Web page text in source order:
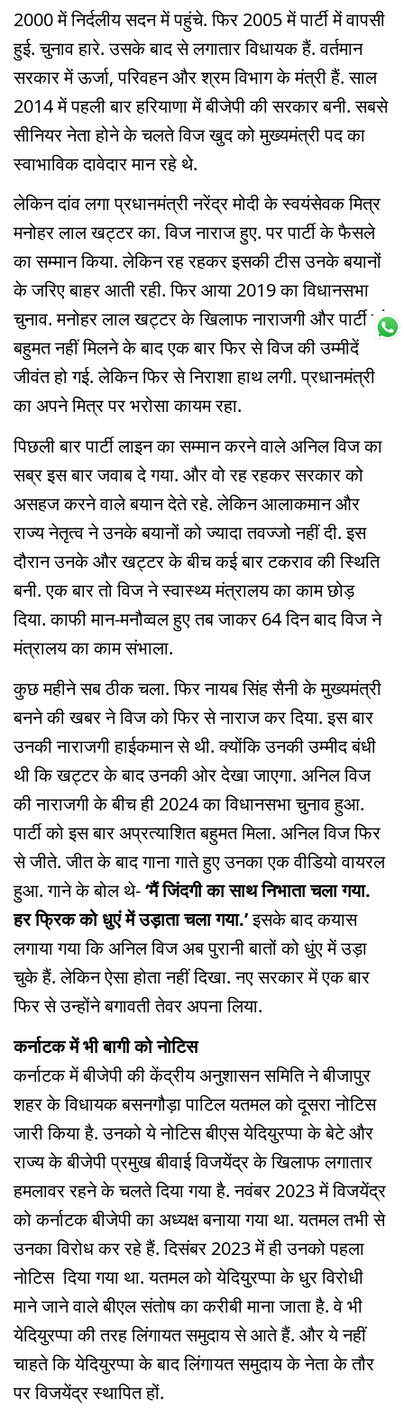
2000 में निर्दलीय सदन में पहुंचे. फिर 2005 में पार्टी में वापसी
हुई. चुनाव हारे. उसके बाद से लगातार विधायक हैं. वर्तमान
सरकार में ऊर्जा, परिवहन और श्रम विभाग के मंत्री हैं. साल
2014 में पहली बार हरियाणा में बीजेपी की सरकार बनी. सबसे
सीनियर नेता होने के चलते विज खुद को मुख्यमंत्री पद का
स्वाभाविक दावेदार मान रहे थे.
लेकिन दांव लगा प्रधानमंत्री नरेंद्र मोदी के स्वयंसेवक मित्र
मनोहर लाल खट्टर का. विज नाराज हुए. पर पार्टी के फैसले
का सम्मान किया. लेकिन रह रहकर इसकी टीस उनके बयानों
के जरिए बाहर आती रही. फिर आया 2019 का विधानसभा
चुनाव. मनोहर लाल खट्टर के खिलाफ नाराजगी और पार्टी को
बहुमत नहीं मिलने के बाद एक बार फिर से विज की उम्मीदें
जीवंत हो गई. लेकिन फिर से निराशा हाथ लगी. प्रधानमंत्री
का अपने मित्र पर भरोसा कायम रहा.
पिछली बार पार्टी लाइन का सम्मान करने वाले अनिल विज का
सब्र इस बार जवाब दे गया. और वो रह रहकर सरकार को
असहज करने वाले बयान देते रहे. लेकिन आलाकमान और
राज्य नेतृत्व ने उनके बयानों को ज्यादा तवज्जो नहीं दी. इस
दौरान उनके और खट्टर के बीच कई बार टकराव की स्थिति
बनी. एक बार तो विज ने स्वास्थ्य मंत्रालय का काम छोड़
दिया. काफी मान-मनौव्वल हुए तब जाकर 64 दिन बाद विज ने
मंत्रालय का काम संभाला.
कुछ महीने सब ठीक चला. फिर नायब सिंह सैनी के मुख्यमंत्री
बनने की खबर ने विज को फिर से नाराज कर दिया. इस बार
उनकी नाराजगी हाईकमान से थी. क्योंकि उनकी उम्मीद बंधी
थी कि खट्टर के बाद उनकी ओर देखा जाएगा. अनिल विज
की नाराजगी के बीच ही 2024 का विधानसभा चुनाव हुआ.
पार्टी को इस बार अप्रत्याशित बहुमत मिला. अनिल विज फिर
से जीते. जीत के बाद गाना गाते हुए उनका एक वीडियो वायरल
हुआ. गाने के बोल थे-‘मैं जिंदगी का साथ निभाता चला गया.
हर फ्रिक को धुएं में उड़ाता चला गया.’इसके बाद कयास
लगाया गया कि अनिल विज अब पुरानी बातों को धुंए में उड़ा
चुके हैं. लेकिन ऐसा होता नहीं दिखा. नए सरकार में एक बार
फिर से उन्होंने बगावती तेवर अपना लिया.
कर्नाटक में भी बागी को नोटिस
कर्नाटक में बीजेपी की केंद्रीय अनुशासन समिति ने बीजापुर
शहर के विधायक बसनगौड़ा पाटिल यतमल को दूसरा नोटिस
जारी किया है. उनको ये नोटिस बीएस येदियुरप्पा के बेटे और
राज्य के बीजेपी प्रमुख बीवाई विजयेंद्र के खिलाफ लगातार
हमलावर रहने के चलते दिया गया है. नवंबर 2023 में विजयेंद्र
को कर्नाटक बीजेपी का अध्यक्ष बनाया गया था. यतमल तभी से
उनका विरोध कर रहे हैं. दिसंबर 2023 में ही उनको पहला
नोटिस दिया गया था. यतमल को येदियुरप्पा के धुर विरोधी
माने जाने वाले बीएल संतोष का करीबी माना जाता है. वे भी
येदियुरप्पा की तरह लिंगायत समुदाय से आते हैं. और ये नहीं
चाहते कि येदियुरप्पा के बाद लिंगायत समुदाय के नेता के तौर
पर विजयेंद्र स्थापित हों.